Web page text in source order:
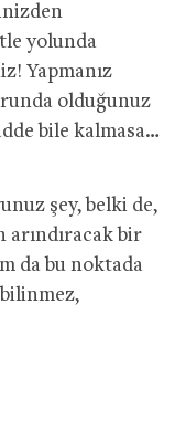
yolunda
Yapmanız
olduğunuz
bile kalmasa…
şey, belki de,
arındıracak bir
da bu noktada